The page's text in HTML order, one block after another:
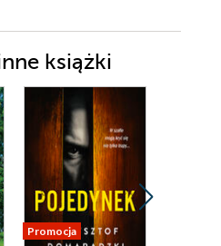
książki
Promocja